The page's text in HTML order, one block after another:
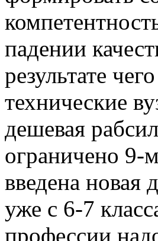
падении
результате
технические
дешевая
ограничено 9-
введена новая
уже с 6-7
профессии